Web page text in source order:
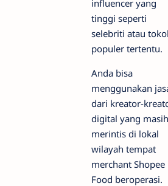
influencer yang
tinggi seperti
selebriti atau
populer tertentu.
Anda bisa
menggunakan
dari kreator-
digital yang masih
merintis di lokal
wilayah tempat
merchant Shopee
Food beroperasi.